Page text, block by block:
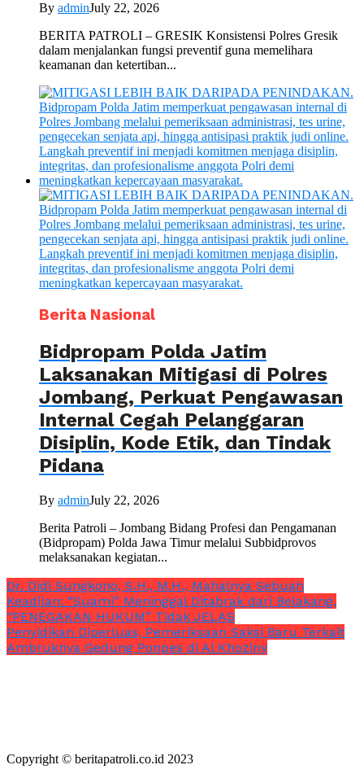
By adminJuly 22, 2026
BERITA PATROLI – GRESIK Konsistensi Polres Gresik
dalam menjalankan fungsi preventif guna memelihara
keamanan dan ketertiban...
Berita Nasional
Bidpropam Polda Jatim
Laksanakan Mitigasi di Polres
Jombang, Perkuat Pengawasan
Internal Cegah Pelanggaran
Disiplin, Kode Etik, dan Tindak
Pidana
By adminJuly 22, 2026
Berita Patroli – Jombang Bidang Profesi dan Pengamanan
(Bidpropam) Polda Jawa Timur melalui Subbidprovos
melaksanakan kegiatan...
Dr. Didi Sungkono, S.H., M.H., Mahalnya Sebuah
Keadilan: “Suami” Meninggal Ditabrak dari Belakang,
“PENEGAKAN HUKUM” Tidak JELAS
Penyidikan Diperluas, Pemeriksaan Saksi Baru Terkait
Ambruknya Gedung Ponpes di Al Khoziny
Copyright © beritapatroli.co.id 2023